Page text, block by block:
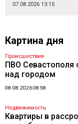
07.08.2026 13:15
Картина дня
Происшествия
ПВО Севастополя
над городом
08.08.2026 08:58
Недвижимость
Квартиры в